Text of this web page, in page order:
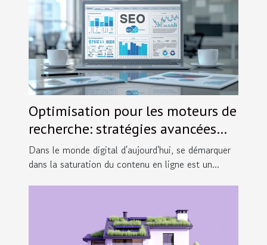
Optimisation pour les moteurs de
recherche: stratégies avancées
pour les sites de nouvelles
générales
Dans le monde digital d'aujourd'hui, se démarquer
dans la saturation du contenu en ligne est un...